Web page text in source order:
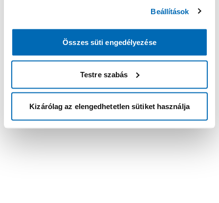
Beállítások
Összes süti engedélyezése
Testre szabás
Kizárólag az elengedhetetlen sütiket használja